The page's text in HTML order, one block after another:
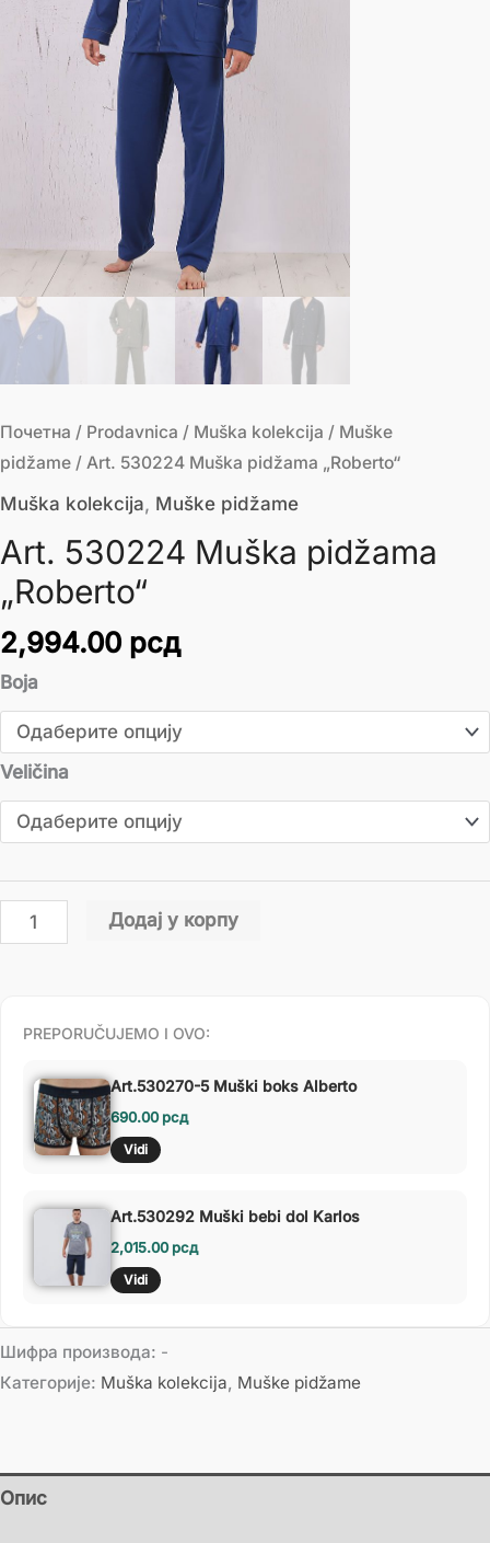
Почетна / Prodavnica / Muška kolekcija / Muške
pidžame / Art. 530224 Muška pidžama „Roberto“
Muška kolekcija, Muške pidžame
Art. 530224 Muška pidžama
„Roberto“
2,994.00 рсд
Boja
Veličina
Додај у корпу
PREPORUČUJEMO I OVO:
Art.530270-5 Muški boks Alberto
690.00рсд
Vidi
Art.530292 Muški bebi dol Karlos
2,015.00рсд
Vidi
Шифра производа: -
Категорије: Muška kolekcija, Muške pidžame
Опис